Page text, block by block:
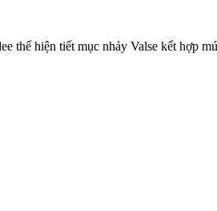
thể hiện tiết mục nhảy Valse kết hợp